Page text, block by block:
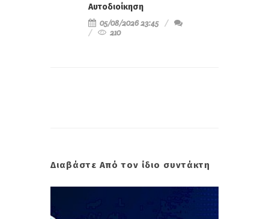
Αυτοδιοίκηση
05/08/2026 23:45
210
Διαβάστε Από τον ίδιο συντάκτη